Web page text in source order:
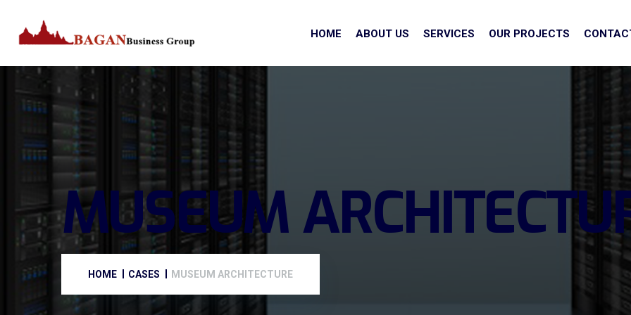
HOME ABOUT US SERVICES OUR PROJECTS
MUSEUM
HOME CASES MUSEUM ARCHITECTURE